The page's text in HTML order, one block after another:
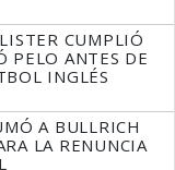
CUMPLIÓ
PELO ANTES DE
INGLÉS
A BULLRICH
LA RENUNCIA